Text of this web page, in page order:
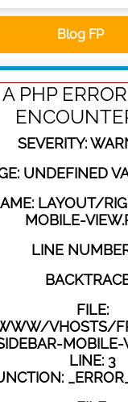
Blog FP
A PHP
SEVERITY:
UNDEFINED
LAYOUT/
MOBILE-
LINE
FILE:
VHOSTS/
MOBILE-
LINE: 3